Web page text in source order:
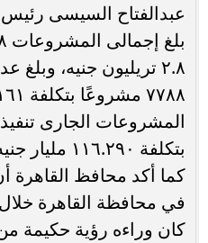
٢.٨ تريليون جنيه،
بتكلفة ١١٦.٢٩٠ مليار جنيه.
كما أكد محافظ القاهرة
كان وراءه رؤية حكيمة